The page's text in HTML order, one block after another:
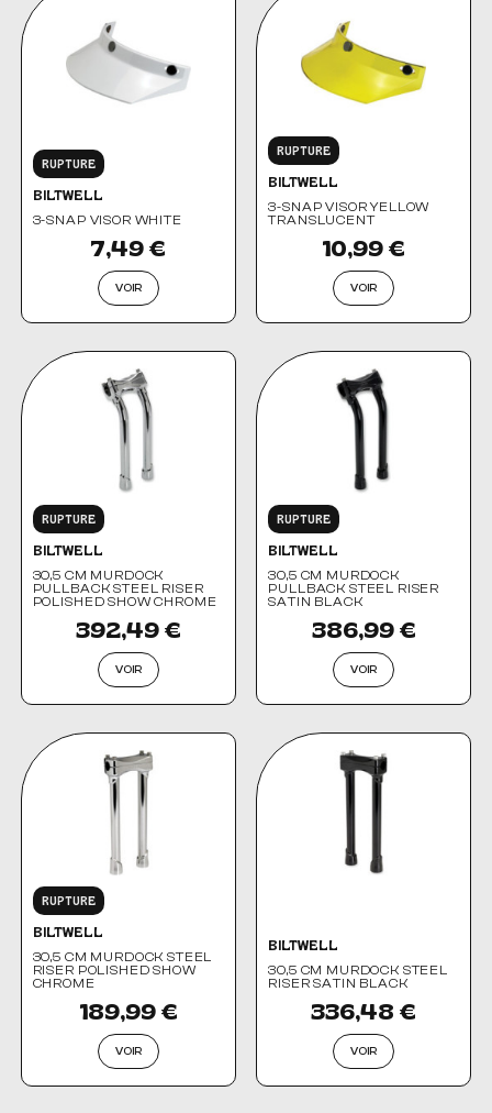
RUPTURE
BILTWELL
3-SNAP VISOR WHITE
7,49 €
VOIR
RUPTURE
BILTWELL
3-SNAP VISOR YELLOW
TRANSLUCENT
10,99 €
VOIR
RUPTURE
BILTWELL
30,5 CM MURDOCK
PULLBACK STEEL RISER
POLISHED SHOW CHROME
392,49 €
VOIR
RUPTURE
BILTWELL
30,5 CM MURDOCK
PULLBACK STEEL RISER
SATIN BLACK
386,99 €
VOIR
RUPTURE
BILTWELL
30,5 CM MURDOCK STEEL
RISER POLISHED SHOW
CHROME
189,99 €
VOIR
BILTWELL
30,5 CM MURDOCK STEEL
RISER SATIN BLACK
336,48 €
VOIR